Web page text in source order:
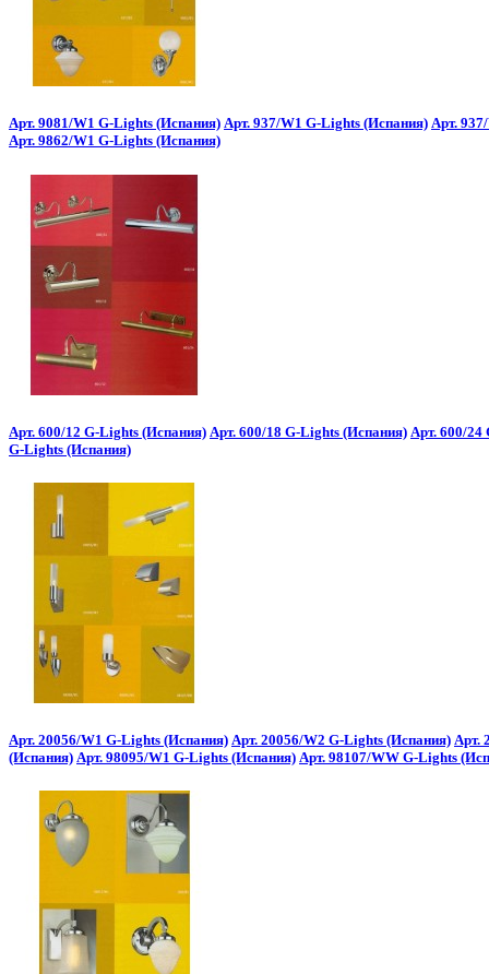
Арт. 9081/W1 G-Lights (Испания) Арт. 937/W1 G-Lights (Испания) Арт.
Арт. 9862/W1 G-Lights (Испания)
Арт. 600/12 G-Lights (Испания) Арт. 600/18 G-Lights (Испания) Арт. 600/24
G-Lights (Испания)
Арт. 20056/W1 G-Lights (Испания) Арт. 20056/W2 G-Lights (Испания) Арт.
(Испания) Арт. 98095/W1 G-Lights (Испания) Арт. 98107/WW G-Lights